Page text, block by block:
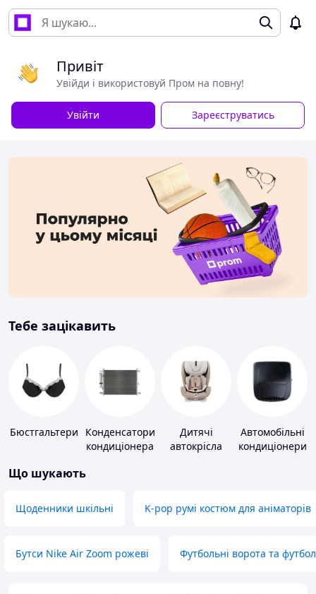
Привіт
Увійди і використовуй Пром на повну!
Увійти Зареєструватись
Тебе зацікавить
Бюстгальтери
Конденсатори
кондиціонера
Дитячі
автокрісла
Автомобільні
кондиціонери
Що шукають
Щоденники шкільні K-pop румі костюм для аніматорів
Бутси Nike Air Zoom рожеві Футбольні ворота та